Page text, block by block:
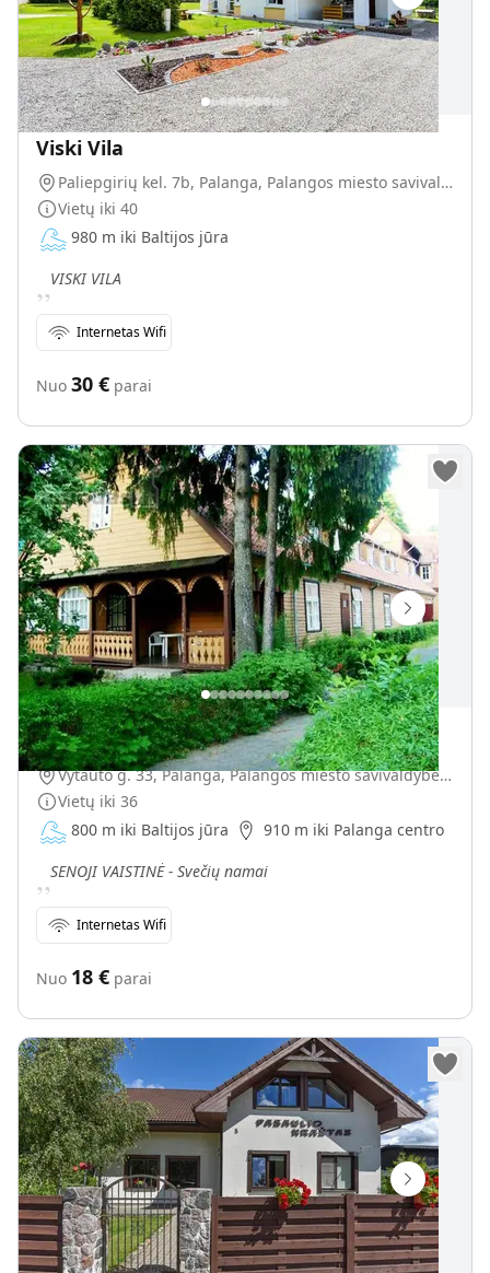
Viski Vila
Paliepgirių kel. 7b, Palanga, Palangos miesto savivaldybė, Lietuva
Vietų iki 40
980 m iki Baltijos jūra
„VISKI VILA
Internetas Wifi
Nuo 30 € parai
Senoji vaistinė Palangoje
Vytauto g. 33, Palanga, Palangos miesto savivaldybė, Lietuva
Vietų iki 36
800 m iki Baltijos jūra
910 m iki Palanga centro
„SENOJI VAISTINĖ - Svečių namai
Internetas Wifi
Nuo 18 € parai